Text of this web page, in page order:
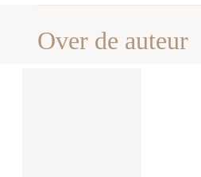
Over de auteur